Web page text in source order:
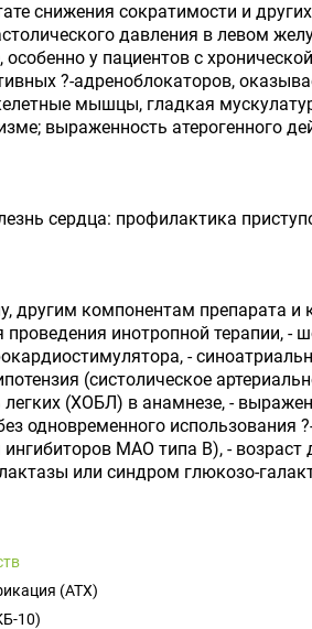
снижения сократимости и
давления в левом
у пациентов с
?-адреноблокаторов,
мышцы, гладкая
выраженность атерогенного
сердца: профилактика
другим компонентам препарата
инотропной терапии, -
-
(систолическое
(ХОБЛ) в анамнезе, -
одновременного
МАО типа В), - возраст
или синдром глюкозо-
(ATX)
10)